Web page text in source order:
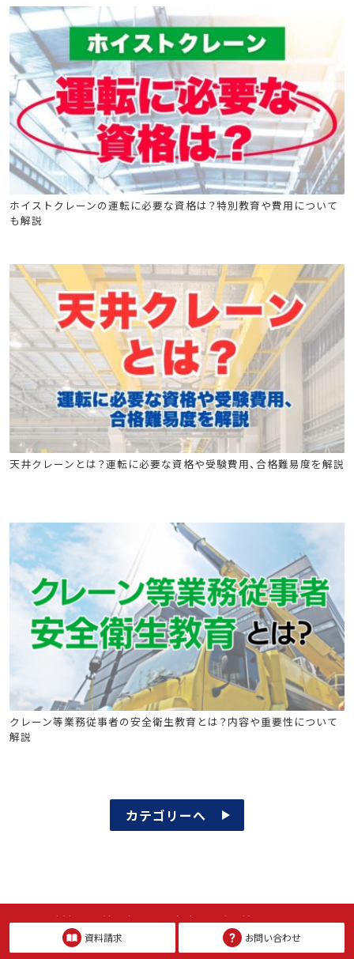
ゴンドラ取扱い業務特別教育 巻上げ機の運転の業務に係る特別教育
移動式クレーンの運転特別教育 移動式クレーン運転士安全衛生教育
フォークリフト 玉掛け特別教育 玉掛け安全教育 高所作業車
クレーン ローラー特別教育 小型車両特別教育
クレーン安全教育 巻上げ機の運転の業務に係る特別教育
移動式クレーンの運転特別教育
ホイストクレーンの運転に必要な資格は？特別教育や費用について
も解説
クレーン安全教育 移動式クレーンの運転特別教育
天井クレーンとは？運転に必要な資格や受験費用、合格難易度を解説
クレーン安全教育
クレーン等業務従事者の安全衛生教育とは？内容や重要性について
解説
カテゴリーへ
資料請求 お問い合わせ
ご質問・ご相談などお気軽にご連絡ください
無料資料請求 お問い合わせ